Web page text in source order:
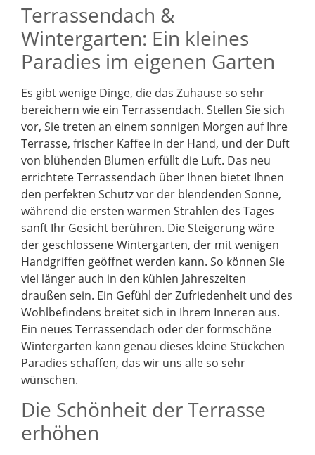
Terrassendach &
Wintergarten: Ein kleines
Paradies im eigenen Garten
Es gibt wenige Dinge, die das Zuhause so sehr
bereichern wie ein Terrassendach. Stellen Sie sich
vor, Sie treten an einem sonnigen Morgen auf Ihre
Terrasse, frischer Kaffee in der Hand, und der Duft
von blühenden Blumen erfüllt die Luft. Das neu
errichtete Terrassendach über Ihnen bietet Ihnen
den perfekten Schutz vor der blendenden Sonne,
während die ersten warmen Strahlen des Tages
sanft Ihr Gesicht berühren. Die Steigerung wäre
der geschlossene Wintergarten, der mit wenigen
Handgriffen geöffnet werden kann. So können Sie
viel länger auch in den kühlen Jahreszeiten
draußen sein. Ein Gefühl der Zufriedenheit und des
Wohlbefindens breitet sich in Ihrem Inneren aus.
Ein neues Terrassendach oder der formschöne
Wintergarten kann genau dieses kleine Stückchen
Paradies schaffen, das wir uns alle so sehr
wünschen.
Die Schönheit der Terrasse
erhöhen